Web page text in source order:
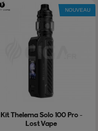
Kit Thelema Solo 100 Pro -
Lost Vape
NOUVEAU